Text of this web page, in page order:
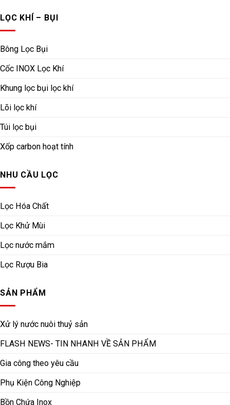
LỌC KHÍ – BỤI
Bông Lọc Bụi
Cốc INOX Lọc Khí
Khung lọc bụi lọc khí
Lõi lọc khí
Túi lọc bụi
Xốp carbon hoạt tính
NHU CẦU LỌC
Lọc Hóa Chất
Lọc Khử Mùi
Lọc nước mắm
Lọc Rượu Bia
SẢN PHẨM
Xử lý nước nuôi thuỷ sản
FLASH NEWS- TIN NHANH VỀ SẢN PHẨM
Gia công theo yêu cầu
Phụ Kiện Công Nghiệp
Bồn Chứa Inox